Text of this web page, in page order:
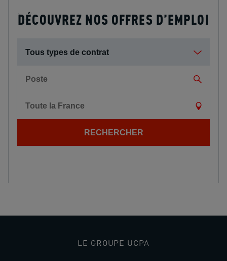
DÉCOUVREZ NOS OFFRES D’EMPLOI
Tous types de contrat
Poste
Toute la France
RECHERCHER
LE GROUPE UCPA